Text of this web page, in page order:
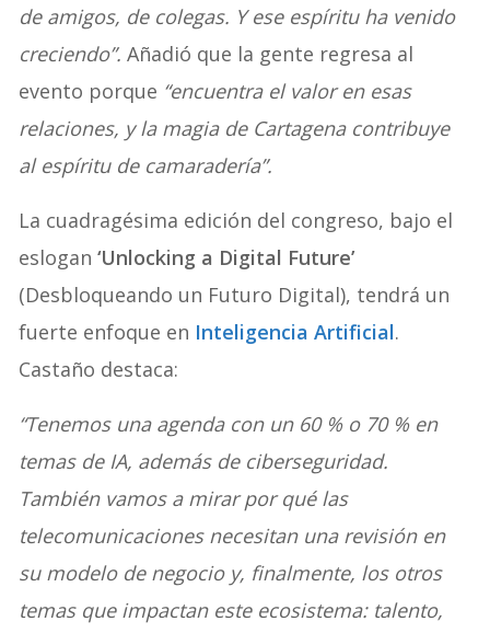
de amigos, de colegas. Y ese espíritu ha venido
creciendo”.Añadió que la gente regresa al
evento porque “encuentra el valor en esas
relaciones, y la magia de Cartagena contribuye
al espíritu de camaradería”.
La cuadragésima edición del congreso, bajo el
eslogan‘Unlocking a Digital Future’
(Desbloqueando un Futuro Digital), tendrá un
fuerte enfoque en Inteligencia Artificial.
Castaño destaca:
“Tenemos una agenda con un 60 % o 70 % en
temas de IA, además de ciberseguridad.
También vamos a mirar por qué las
telecomunicaciones necesitan una revisión en
su modelo de negocio y, finalmente, los otros
temas que impactan este ecosistema: talento,